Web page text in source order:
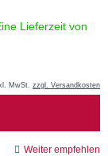
Lieferzeit von
MwSt. zzgl. Versandkosten
Weiter empfehlen